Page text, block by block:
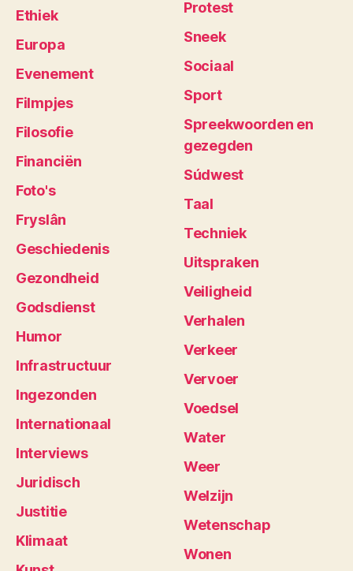
Ethiek
Europa
Evenement
Filmpjes
Filosofie
Financiën
Foto's
Fryslân
Geschiedenis
Gezondheid
Godsdienst
Humor
Infrastructuur
Ingezonden
Internationaal
Interviews
Juridisch
Justitie
Klimaat
Protest
Sneek
Sociaal
Sport
Spreekwoorden en
gezegden
Súdwest
Taal
Techniek
Uitspraken
Veiligheid
Verhalen
Verkeer
Vervoer
Voedsel
Water
Weer
Welzijn
Wetenschap
Wonen